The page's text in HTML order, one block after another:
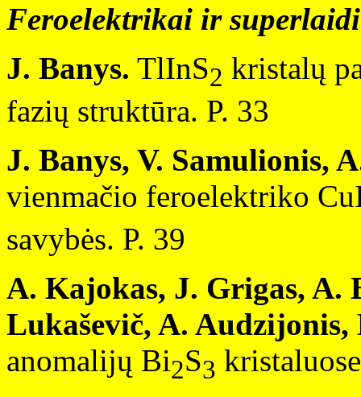
Feroelektrikai ir
J. Banys. TlInS2 kristalų
fazių struktūra. P. 33
J. Banys, V. Samulionis,
vienmačio feroelektriko
savybės. P. 39
A. Kajokas, J. Grigas, A.
Lukaševič, A. Audzijonis,
anomalijų Bi2S3